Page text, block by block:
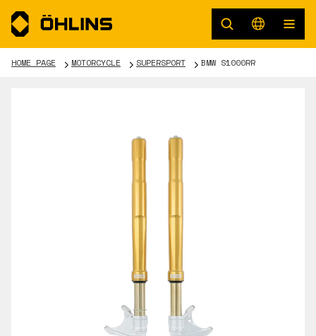
HOME PAGE MOTORCYCLE SUPERSPORT BMW S1000RR